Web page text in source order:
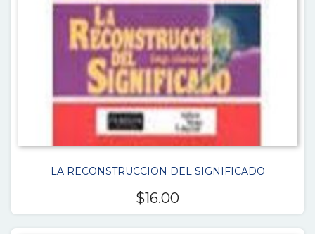
LA RECONSTRUCCION DEL SIGNIFICADO
$16.00